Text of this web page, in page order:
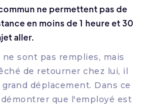
ne permettent pas de
en moins de 1 heure et 30
aller.
sont pas remplies, mais
de retourner chez lui, il
déplacement. Dans ce
que l'employé est